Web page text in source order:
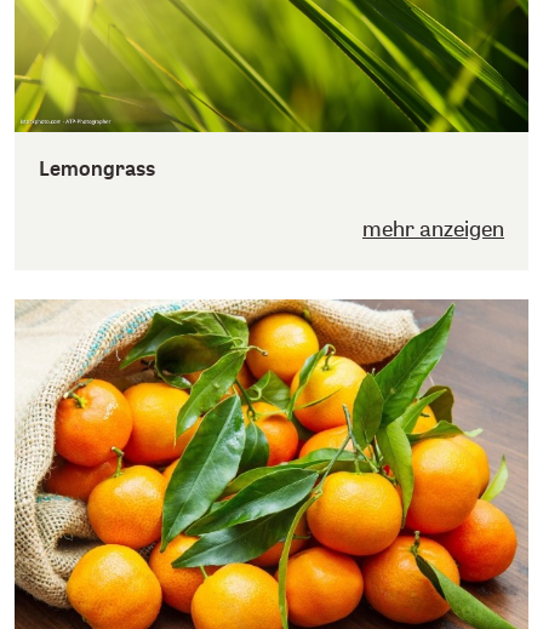
Lemongrass
mehr anzeigen